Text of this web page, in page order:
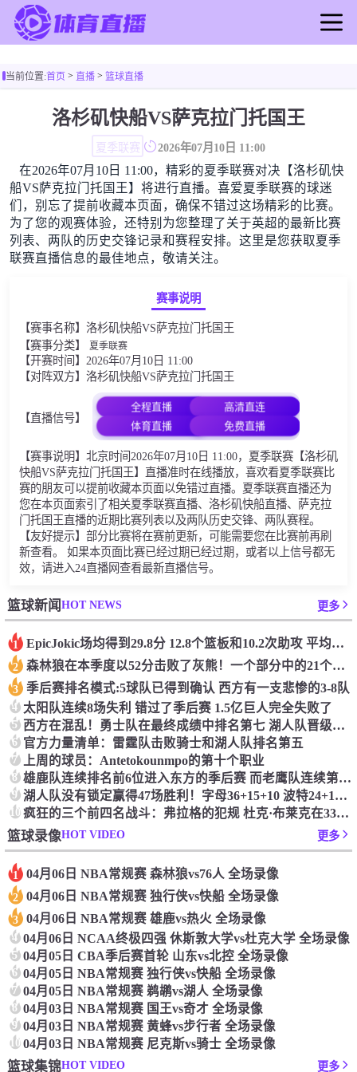
足球直播
篮球直播
足球录像
足球新闻
篮球新闻
当前位置:首页> 直播> 篮球直播
洛杉矶快船VS萨克拉门托国王
夏季联赛 2026年07月10日 11:00
在2026年07月10日 11:00，精彩的夏季联赛对决【洛杉矶快
船VS萨克拉门托国王】将进行直播。喜爱夏季联赛的球迷
们，别忘了提前收藏本页面，确保不错过这场精彩的比赛。
为了您的观赛体验，还特别为您整理了关于英超的最新比赛
列表、两队的历史交锋记录和赛程安排。这里是您获取夏季
联赛直播信息的最佳地点，敬请关注。
赛事说明
【赛事名称】洛杉矶快船VS萨克拉门托国王
【赛事分类】 夏季联赛
【开赛时间】2026年07月10日 11:00
【对阵双方】洛杉矶快船VS萨克拉门托国王
【直播信号】
全程直播
高清直连
体育直播
免费直播
【赛事说明】北京时间2026年07月10日 11:00，夏季联赛【洛杉矶
快船VS萨克拉门托国王】直播准时在线播放，喜欢看夏季联赛比
赛的朋友可以提前收藏本页面以免错过直播。夏季联赛直播还为
您在本页面索引了相关夏季联赛直播、洛杉矶快船直播、萨克拉
门托国王直播的近期比赛列表以及两队历史交锋、两队赛程。
【友好提示】部分比赛将在赛前更新，可能需要您在比赛前再刷
新查看。 如果本页面比赛已经过期已经过期，或者以上信号都无
效，请进入24直播网查看最新直播信号。
篮球新闻HOT NEWS 更多
1 Epic️Jokic场均得到29.8分 12.8个篮板和10.2次助攻 平均三双很容易吗？
2 森林狼在本季度以52分击败了灰熊！一个部分中的21个中有18个！骑着摇头丸的战士第六 湖船不舒服
3 季后赛排名模式:5球队已得到确认 西方有一支悲惨的3-8队
4 太阳队连续8场失利 错过了季后赛 1.5亿巨人完全失败了
5 西方在混乱！勇士队在最终成绩中排名第七 湖人队晋级季后赛 火箭向快船送了礼物
6 官方力量清单：雷霆队击败骑士和湖人队排名第五
7 上周的球员：Antetokounmpo的第十个职业
8 雄鹿队连续排名前6位进入东方的季后赛 而老鹰队连续第四年在季后赛中踢球
9 湖人队没有锁定赢得47场胜利！字母36+15+10 波特24+12+8 42胜利以锁定季后赛
10 疯狂的三个前四名战斗：弗拉格的犯规 杜克·布莱克在33秒的惊喜中出现了
篮球录像HOT VIDEO 更多
1 04月06日 NBA常规赛 森林狼vs76人 全场录像
2 04月06日 NBA常规赛 独行侠vs快船 全场录像
3 04月06日 NBA常规赛 雄鹿vs热火 全场录像
4 04月06日 NCAA终极四强 休斯敦大学vs杜克大学 全场录像
5 04月05日 CBA季后赛首轮 山东vs北控 全场录像
6 04月05日 NBA常规赛 独行侠vs快船 全场录像
7 04月05日 NBA常规赛 鹈鹕vs湖人 全场录像
8 04月03日 NBA常规赛 国王vs奇才 全场录像
9 04月03日 NBA常规赛 黄蜂vs步行者 全场录像
1004月03日 NBA常规赛 尼克斯vs骑士 全场录像
篮球集锦HOT VIDEO 更多